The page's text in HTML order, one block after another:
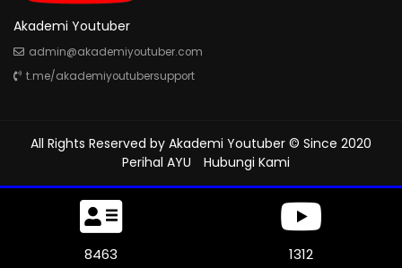
Akademi Youtuber
admin@akademiyoutuber.com
t.me/akademiyoutubersupport
All Rights Reserved by Akademi Youtuber © Since 2020
Perihal AYU
Hubungi Kami
8979 1312